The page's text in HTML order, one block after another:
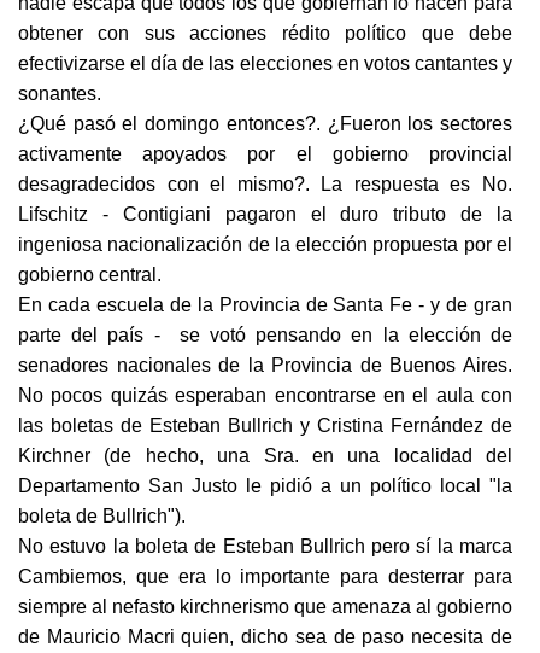
obtener con sus acciones rédito político que debe
efectivizarse el día de las elecciones en votos cantantes y
sonantes.
¿Qué pasó el domingo entonces?. ¿Fueron los sectores
activamente apoyados por el gobierno provincial
desagradecidos con el mismo?. La respuesta es No.
Lifschitz - Contigiani pagaron el duro tributo de la
ingeniosa nacionalización de la elección propuesta por el
gobierno central.
En cada escuela de la Provincia de Santa Fe - y de gran
parte del país - se votó pensando en la elección de
senadores nacionales de la Provincia de Buenos Aires.
No pocos quizás esperaban encontrarse en el aula con
las boletas de Esteban Bullrich y Cristina Fernández de
Kirchner (de hecho, una Sra. en una localidad del
Departamento San Justo le pidió a un político local "la
boleta de Bullrich").
No estuvo la boleta de Esteban Bullrich pero sí la marca
Cambiemos, que era lo importante para desterrar para
siempre al nefasto kirchnerismo que amenaza al gobierno
de Mauricio Macri quien, dicho sea de paso necesita de